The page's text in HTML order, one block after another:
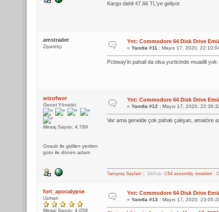
Kargo dahil 47.66 TL'ye geliyor.
amstrader
Ziyaretçi
Ynt: Commodore 64 Disk Drive
« Yanıtla #11 :Mayıs 17, 2020,
Pcbway’in pahali da olsa yurticinde muadili yok
wizofwor
Genel Yönetici
Mesaj Sayısı: 4.789
Gosub ile gidilen yerden
goto ile dönen adam
Ynt: Commodore 64 Disk Drive
« Yanıtla #12 :Mayıs 17, 2020,
Var ama genelde çok pahalı çalışan, amatöre
Tanışma Sayfam | GitHub: C64 assembly örnekleri,
fort_apocalypse
Uzman
Mesaj Sayısı: 4.056
Ynt: Commodore 64 Disk Drive
« Yanıtla #13 :Mayıs 17, 2020,